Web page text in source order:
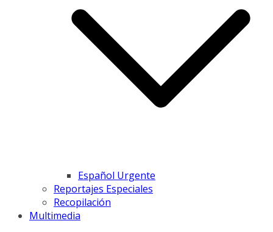
Español Urgente
Reportajes Especiales
Recopilación
Multimedia